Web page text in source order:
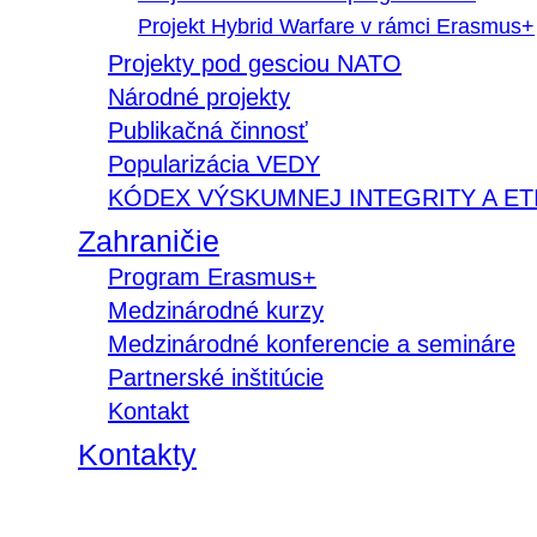
Projekt Hybrid Warfare v rámci Erasmus+
Projekty pod gesciou NATO
Národné projekty
Publikačná činnosť
Popularizácia VEDY
KÓDEX VÝSKUMNEJ INTEGRITY A
Zahraničie
Program Erasmus+
Medzinárodné kurzy
Medzinárodné konferencie a semináre
Partnerské inštitúcie
Kontakt
Kontakty